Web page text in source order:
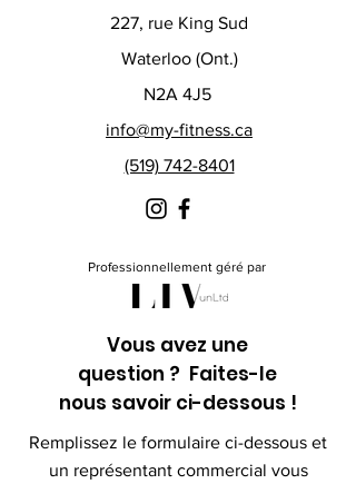
227, rue King Sud
Waterloo (Ont.)
N2A 4J5
info@my-fitness.ca
(519) 742-8401
Professionnellement géré par
Vous avez une
question ? Faites-le
nous savoir ci-dessous !
Remplissez le formulaire ci-dessous et
un représentant commercial vous